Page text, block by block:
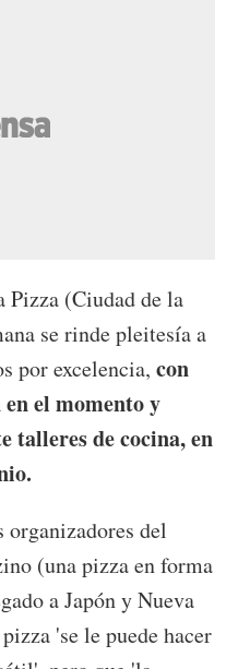
Pizza (Ciudad de la
se rinde pleitesía a
por excelencia, con
el momento y
talleres de cocina, en
del
(una pizza en forma
a Japón y Nueva
'se le puede hacer